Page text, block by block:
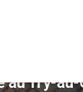
au Try-au-